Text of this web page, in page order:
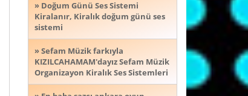
» Doğum Günü Ses Sistemi
Kiralanır, Kiralık doğum günü ses
sistemi
» Sefam Müzik farkıyla
KIZILCAHAMAM'dayız Sefam Müzik
Organizayon Kiralık Ses Sistemleri